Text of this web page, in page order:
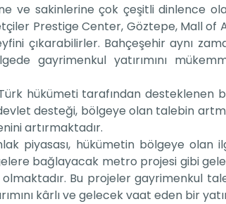
ve sakinlerine çok çeşitli dinlence
Prestige Center, Göztepe, Mall
çıkarabilirler. Bahçeşehir aynı
gayrimenkul yatırımını
hükümeti tarafından desteklenen
desteği, bölgeye olan talebin
artırmaktadır.
piyasası, hükümetin bölgeye olan
bağlayacak metro projesi gibi
Bu projeler gayrimenkul
kârlı ve gelecek vaat eden bir